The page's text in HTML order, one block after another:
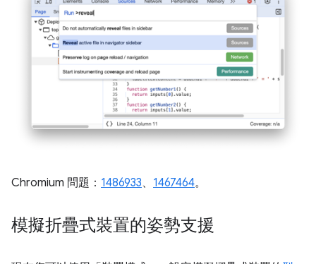
Chromium 問題： 1486933、 1467464。
模擬折疊式裝置的姿勢支援